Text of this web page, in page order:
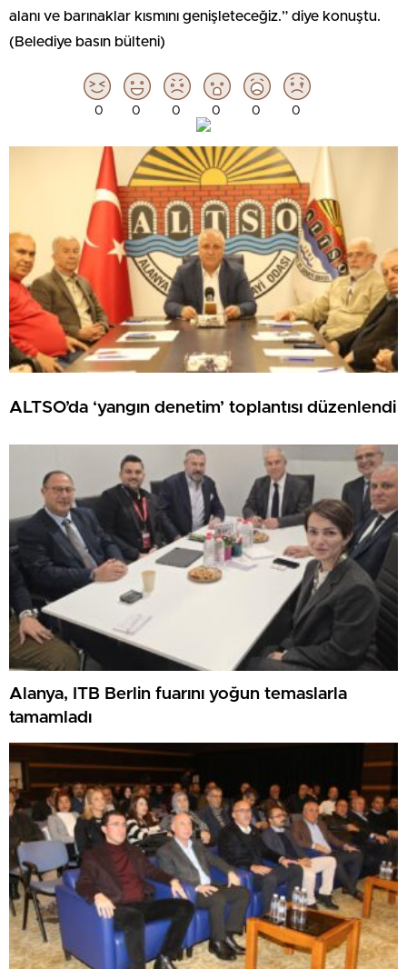
alanı ve barınaklar kısmını genişleteceğiz.” diye konuştu.
(Belediye basın bülteni)
0 0 0 0 0 0
ALTSO’da ‘yangın denetim’ toplantısı düzenlendi
Alanya, ITB Berlin fuarını yoğun temaslarla
tamamladı